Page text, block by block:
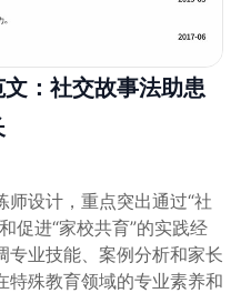
：社交故事法助患
设计，重点突出通过“社
促进“家校共育”的实践经
专业技能、案例分析和家长
特殊教育领域的专业素养和